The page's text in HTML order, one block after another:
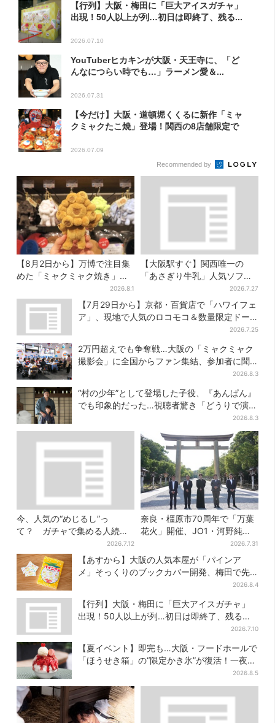
【行列】大阪・梅田に「巨大アイスガチャ」
出現！50人以上が列…初日は即終了、残る...
2026.07.10
YouTuberヒカキンが大阪・天王寺に、「ど
んなにつらい時でも…」ラーメン愛＆...
2026.07.31
【今だけ】大阪・道頓堀くくるに新作「ミャ
クミャクたこ焼」登場！関西の8店舗限定で
2026.07.09
Recommended by
【8月2日から】万博で注目集
めた「ミャクミャク焼き」初
グッズ化！大阪・梅田だけの
新商品が登場
2026.8.1
【大阪駅すぐ】関西唯一の
「あさぎり牛乳」人気ソフト
クリームが進化…ここだけの
新メニューも仲間入り
2026.7.27
【7月29日から】京都・百貨店で「ハワイフェ
ア」、現地で人気のロコモコ＆数量限定ドー
2026.7.25
2万円超えでも争奪戦…大阪の「ミャクミャク
撮影会」に全国からファン集結、参加者に聞
2026.8.3
“村の少年”として登場した子役、『あんぱん』
でも印象的だった…視聴者驚き「どうりで演技
2026.8.3
今、人気の“めじるし”っ
て？ ガチャで集める人続
出…収集家とメーカーに聞い
たヒットの背景
2026.7.12
奈良・橿原市70周年で「万葉
花火」開催、JO1・河野純喜
がアンバサダーに…グループ
楽曲ともシンクロ
2026.7.31
【あすから】大阪の人気本屋が「パインア
メ」そっくりのブックカバー開発、梅田で先
2026.8.4
【行列】大阪・梅田に「巨大アイスガチャ」
出現！50人以上が列…初日は即終了、残る開
2026.7.10
【夏イベント】即完も…大阪・フードホールで
「ほうせき箱」の“限定かき氷”が復活！一夜限
2026.8.5